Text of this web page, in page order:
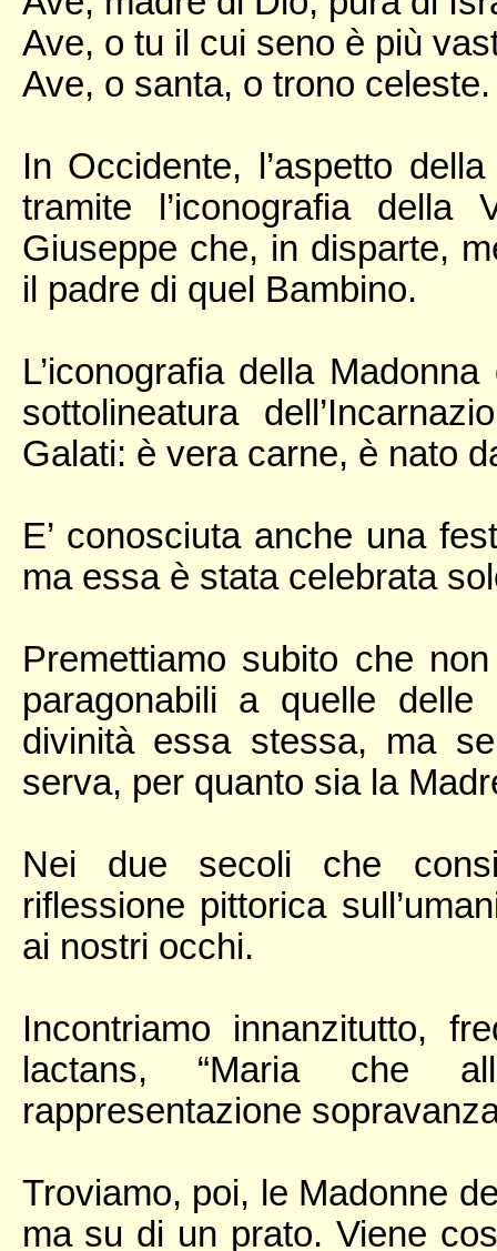
Ave, o tu il cui seno è più
Ave, o santa, o trono celeste.
In Occidente, l’aspetto
tramite l’iconografia della
Giuseppe che, in disparte,
il padre di quel Bambino.
L’iconografia della
sottolineatura
Galati: è vera carne, è nato
E’ conosciuta anche una
ma essa è stata celebrata
Premettiamo subito che
paragonabili a quelle
divinità essa stessa, ma
serva, per quanto sia la
Nei due secoli che
riflessione pittorica
ai nostri occhi.
Incontriamo innanzitutto,
lactans, “Maria che
rappresentazione
Troviamo, poi, le Madonne
ma su di un prato. Viene